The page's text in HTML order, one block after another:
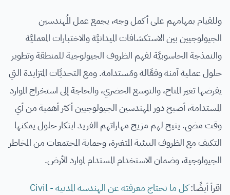
وللقيام بمهامهم على أكمل وجه، يجمع عمل المُهندسين
الجيولوجيين بين الاستكشافات الميدانيَّة والاختبارات المعمليَّة
والنمذجة الحاسوبيَّة لفهم الظروف الجيولوجية للمنطقة وتطوير
حلول عملية آمنة وفعَّالة ومُستدامة. ومع التحديَّات المتزايدة التي
يفرضها تغير المناخ، والتوسع الحضري، والحاجة إلى استخراج الموارد
المستدامة، أصبح دور المهندسين الجيولوجيين أكثر أهمية من أي
وقت مضى. يتيح لهم مزيج مهاراتهم الفريد ابتكار حلول يمكنها
التكيف مع الظروف البيئية المتغيرة، وحماية المجتمعات من المخاطر
الجيولوجية، وضمان الاستخدام المستدام لموارد الأرض.
اقرأ أيضًا:
كل ما تحتاج معرفته عن الهندسة المدنية - Civil